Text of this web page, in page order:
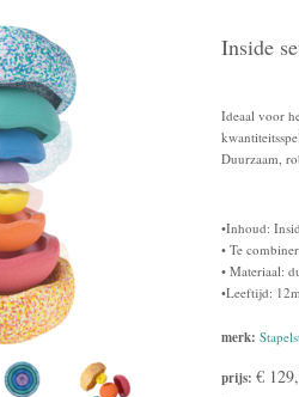
Inside
Ideaal voor
Duurzaam,
•Inhoud:
• Te
• Materiaal:
•Leeftijd:
merk:
prijs: €